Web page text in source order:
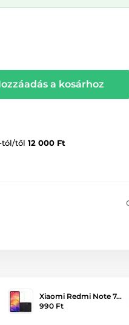
a kosárhoz
től 12 000 Ft
Xiaomi Redmi Note 7…
990 Ft